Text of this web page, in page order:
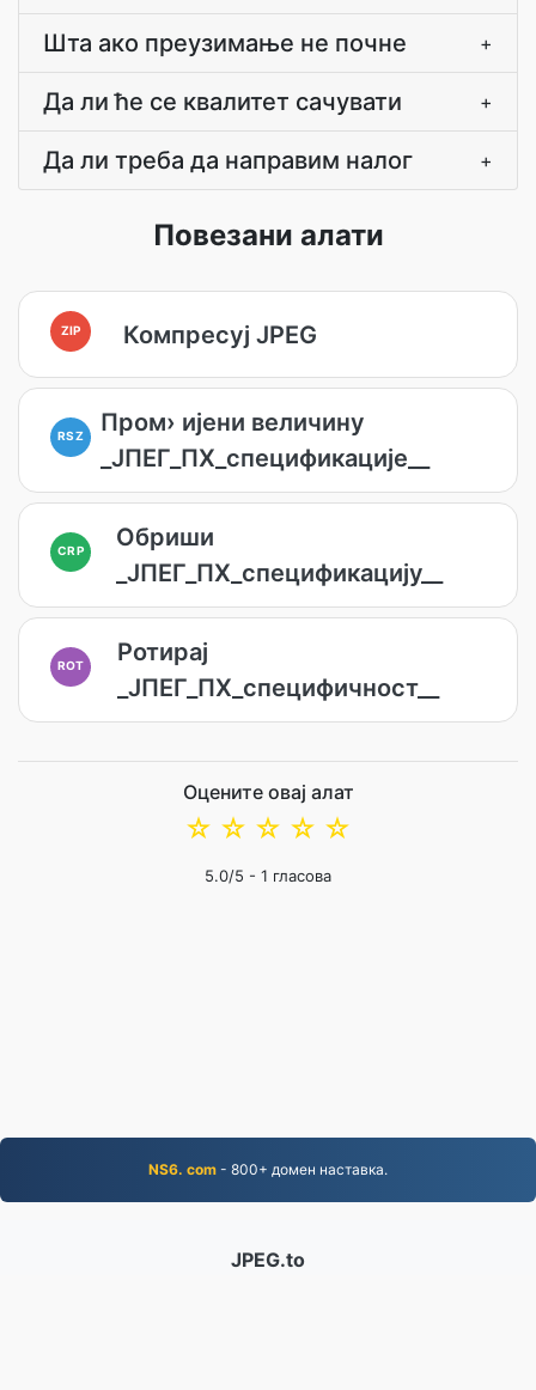
Шта ако преузимање не почне +
Да ли ће се квалитет сачувати +
Да ли треба да направим налог +
Повезани алати
ZIP Компресуј JPEG
RSZ
Пром› ијени величину
_ЈПЕГ_ПХ_спецификације__
CRP
Обриши
_ЈПЕГ_ПХ_спецификацију__
ROT
Ротирај
_ЈПЕГ_ПХ_специфичност__
Оцените овај алат
☆
☆
☆
☆
☆
5.0/5 - 1 гласова
NS6. com - 800+ домен наставка.
JPEG.to